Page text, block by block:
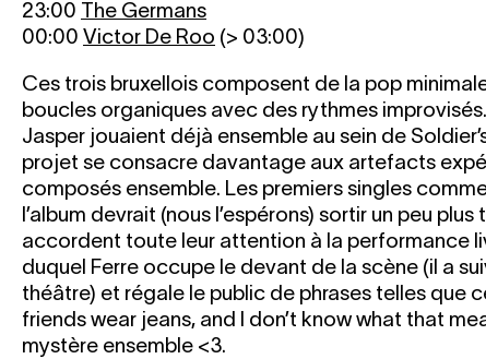
23:00 The Germans
00:00 Victor De Roo (> 03:00)
Ces trois bruxellois composent de la pop
boucles organiques avec des rythmes
Jasper jouaient déjà ensemble au sein de
projet se consacre davantage aux artefacts
composés ensemble. Les premiers singles
l’album devrait (nous l’espérons) sortir un peu
accordent toute leur attention à la performance
duquel Ferre occupe le devant de la scène (il a
théâtre) et régale le public de phrases telles que
friends wear jeans, and I don’t know what that
mystère ensemble <3.